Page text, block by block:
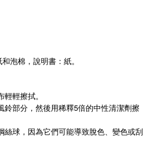
泡棉，說明書：紙。
輕擦拭。
部分，然後用稀釋5倍的中性清潔劑擦
球，因為它們可能導致脫色、變色或刮